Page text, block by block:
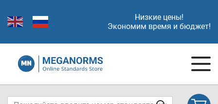
Низкие цены!
Экономим время и бюджет!